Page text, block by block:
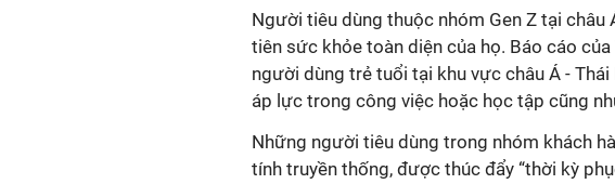
Người tiêu dùng thuộc nhóm Gen Z tại châu
tiên sức khỏe toàn diện của họ. Báo cáo
người dùng trẻ tuổi tại khu vực châu Á -
áp lực trong công việc hoặc học tập cũng
Những người tiêu dùng trong nhóm khách
tính truyền thống, được thúc đẩy “thời kỳ